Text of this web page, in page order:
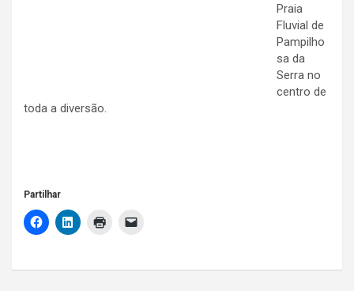
Praia
Fluvial de
Pampilho
sa da
Serra no
centro de
toda a diversão.
Partilhar